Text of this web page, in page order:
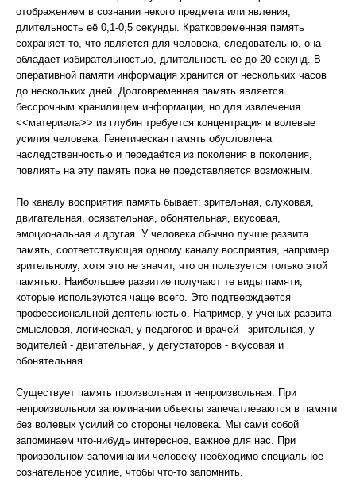
отображением в сознании некого предмета или явления,
длительность её 0,1-0,5 секунды. Кратковременная память
сохраняет то, что является для человека, следовательно, она
обладает избирательностью, длительность её до 20 секунд. В
оперативной памяти информация хранится от нескольких часов
до нескольких дней. Долговременная память является
бессрочным хранилищем информации, но для извлечения
<<материала>> из глубин требуется концентрация и волевые
усилия человека. Генетическая память обусловлена
наследственностью и передаётся из поколения в поколения,
повлиять на эту память пока не представляется возможным.
По каналу восприятия память бывает: зрительная, слуховая,
двигательная, осязательная, обонятельная, вкусовая,
эмоциональная и другая. У человека обычно лучше развита
память, соответствующая одному каналу восприятия, например
зрительному, хотя это не значит, что он пользуется только этой
памятью. Наибольшее развитие получают те виды памяти,
которые используются чаще всего. Это подтверждается
профессиональной деятельностью. Например, у учёных развита
смысловая, логическая, у педагогов и врачей - зрительная, у
водителей - двигательная, у дегустаторов - вкусовая и
обонятельная.
Существует память произвольная и непроизвольная. При
непроизвольном запоминании объекты запечатлеваются в памяти
без волевых усилий со стороны человека. Мы сами собой
запоминаем что-нибудь интересное, важное для нас. При
произвольном запоминании человеку необходимо специальное
сознательное усилие, чтобы что-то запомнить.